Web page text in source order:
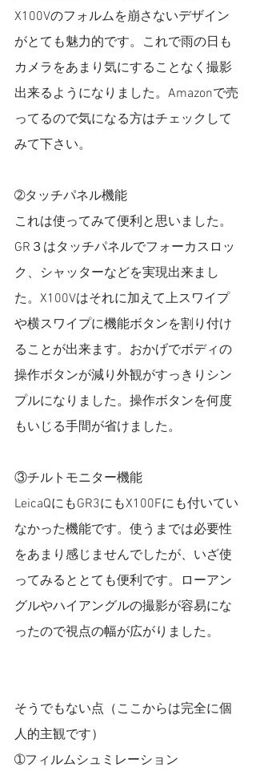
X100Vのフォルムを崩さないデザイン
がとても魅力的です。これで雨の日も
カメラをあまり気にすることなく撮影
出来るようになりました。Amazonで売
ってるので気になる方はチェックして
みて下さい。
➁タッチパネル機能
これは使ってみて便利と思いました。
GR３はタッチパネルでフォーカスロッ
ク、シャッターなどを実現出来まし
た。X100Vはそれに加えて上スワイプ
や横スワイプに機能ボタンを割り付け
ることが出来ます。おかげでボディの
操作ボタンが減り外観がすっきりシン
プルになりました。操作ボタンを何度
もいじる手間が省けました。
③チルトモニター機能
LeicaQにもGR3にもX100Fにも付いてい
なかった機能です。使うまでは必要性
をあまり感じませんでしたが、いざ使
ってみるととても便利です。ローアン
グルやハイアングルの撮影が容易にな
ったので視点の幅が広がりました。
そうでもない点（ここからは完全に個
人的主観です）
➀フィルムシュミレーション